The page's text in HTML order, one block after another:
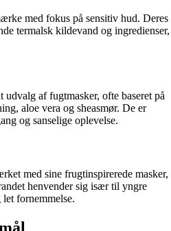
med fokus på sensitiv hud. Deres
termalsk kildevand og ingredienser,
af fugtmasker, ofte baseret på
aloe vera og sheasmør. De er
og sanselige oplevelse.
med sine frugtinspirerede masker,
henvender sig især til yngre
fornemmelse.